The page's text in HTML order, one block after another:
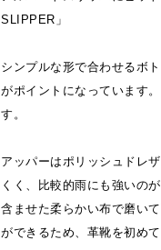
SLIPPER」
シンプルな形で合わせるボ
がポイントになっています
す。
アッパーはポリッシュドレ
くく、比較的雨にも強いの
含ませた柔らかい布で磨い
ができるため、革靴を初め